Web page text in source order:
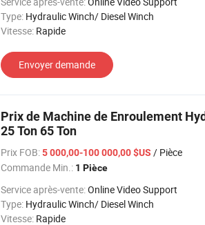
Type: Hydraulic Winch/ Diesel Winch
Vitesse: Rapide
Envoyer demande
Prix de Machine de Enroulement
25 Ton 65 Ton
Prix FOB:5 000,00-100 000,00 $US / Pièce
Commande Min.: 1 Pièce
Service après-vente:Online Video Support
Type: Hydraulic Winch/ Diesel Winch
Vitesse: Rapide